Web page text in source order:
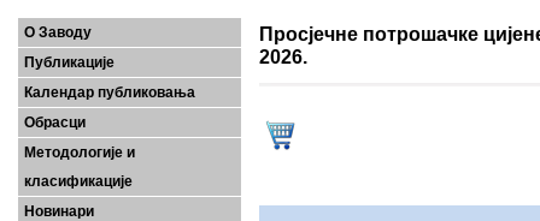
О Заводу
Публикације
Календар публиковања
Обрасци
Методологије и
класификације
Новинари
Просјечне потрошачке
2026.